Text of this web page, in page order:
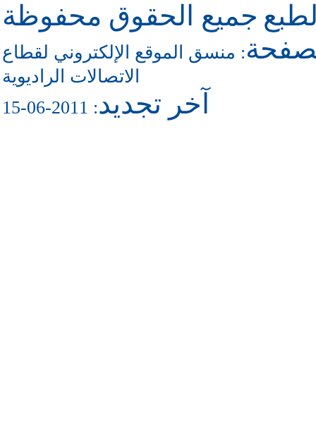
جميع الحقوق محفوظة
: منسق الموقع الإلكتروني لقطاع
الاتصالات الراديوية
آخر تجديد: 2011-06-15